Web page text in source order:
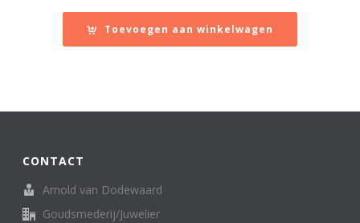
Toevoegen aan winkelwagen
CONTACT
Arnold van Dodewaard
Goudsmederij/Juwelier